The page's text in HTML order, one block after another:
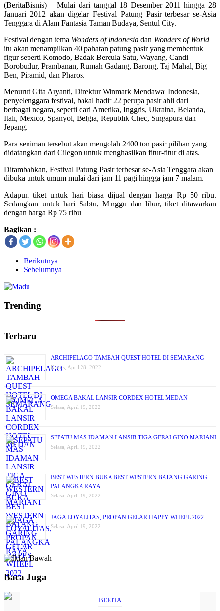
(BeritaBisnis) – Mulai dari tanggal 18 Desember 2011 hingga 28
Januari 2012 akan digelar Festival Patung Pasir terbesar se-Asia
Tenggara di Alam Fantasia Taman Budaya, Sentul City.
Festival dengan tema Wonders of Indonesia dan Wonders of World
itu akan menampilkan 40 pahatan patung pasir yang membentuk
figur seperti Komodo, Badak Bercula Satu, Wayang, Candi
Borobudur, Prambanan, Rumah Gadang, Barong, Taj Mahal, Big
Ben, Piramid, dan Pharos.
Menurut Gita Aryanti, Direktur Winmark Mendawai Indonesia,
penyelenggara festival, bakal hadir 22 perupa pasir ahli dari
berbagai negara, seperti dari Amerika, Inggris, Ukraina, Belanda,
Itali, Mexico, Spanyol, Belgia, Republik Chec, Singapura dan
Jepang.
Para seniman tersebut akan mengolah 2400 ton pasir pilihan yang
didatangkan dari Cilegon untuk menghasilkan fitur-fitur di atas.
Ditambahkan, Festival Patung Pasir terbesar se-Asia Tenggara akan
dibuka untuk umum mulai dari jam 11 pagi hingga jam 7 malam.
Adapun tiket untuk hari biasa dijual dengan harga Rp 50 ribu.
Sedangkan untuk hari Sabtu, Minggu dan libur, tiket ditawarkan
dengan harga Rp 75 ribu.
Bagikan :
Berikutnya
Sebelumnya
Trending
Terbaru
ARCHIPELAGO TAMBAH QUEST HOTEL DI SEMARANG
Kamis, April 28, 2022
OMEGA BAKAL LANSIR CORDEX HOTEL MEDAN
Selasa, April 19, 2022
SEPATU MAS IDAMAN LANSIR TIGA GERAI GINO MARIANI
Selasa, April 19, 2022
BEST WESTERN BUKA BEST WESTERN BATANG GARING
PALANGKA RAYA
Selasa, April 19, 2022
JAGA LOYALITAS, PROPAN GELAR HAPPY WHEEL 2022
Selasa, April 19, 2022
Baca Juga
BERITA